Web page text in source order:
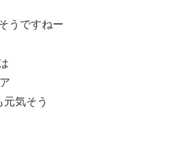
うですねー
気そう